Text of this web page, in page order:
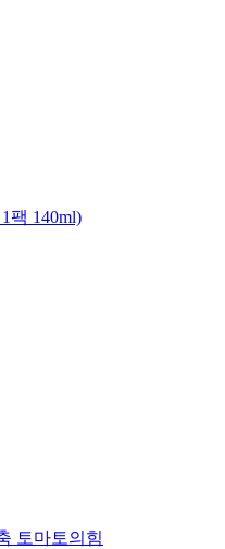
팩 140ml)
토마토의힘